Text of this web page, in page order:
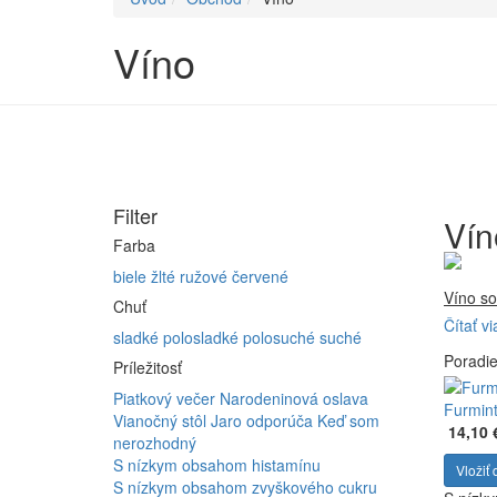
Víno
Filter
Farba
biele žlté ružové červené
Chuť
sladké polosladké polosuché suché
Príležitosť
Piatkový večer Narodeninová oslava
Vianočný stôl Jaro odporúča Keď som
nerozhodný
S nízkym obsahom histamínu
S nízkym obsahom zvyškového cukru
Víno
Firma
Čítať
14,10
Vložiť